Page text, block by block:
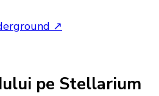
↗
pe Stellarium